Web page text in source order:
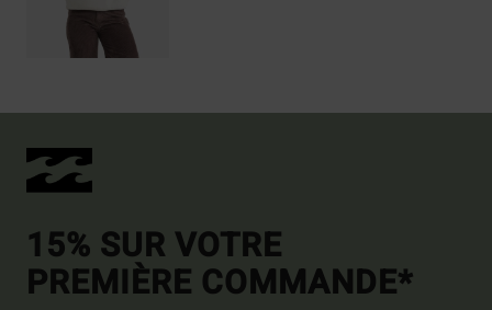
15% SUR VOTRE
PREMIÈRE COMMANDE*